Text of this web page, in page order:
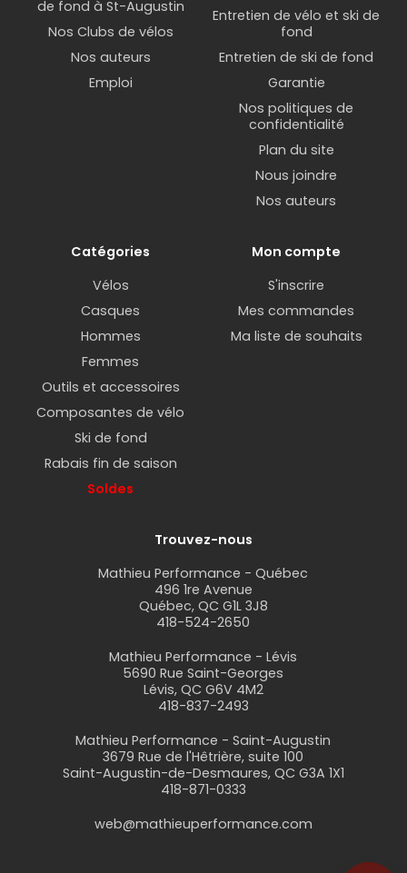
de fond à St-Augustin
Nos Clubs de vélos
Nos auteurs
Emploi
Entretien de vélo et ski de
fond
Entretien de ski de fond
Garantie
Nos politiques de
confidentialité
Plan du site
Nous joindre
Nos auteurs
Catégories
Vélos
Casques
Hommes
Femmes
Outils et accessoires
Composantes de vélo
Ski de fond
Rabais fin de saison
Soldes
Mon compte
S'inscrire
Mes commandes
Ma liste de souhaits
Trouvez-nous
Mathieu Performance - Québec
496 1re Avenue
Québec, QC G1L 3J8
418-524-2650
Mathieu Performance - Lévis
5690 Rue Saint-Georges
Lévis, QC G6V 4M2
418-837-2493
Mathieu Performance - Saint-Augustin
3679 Rue de l'Hêtrière, suite 100
Saint-Augustin-de-Desmaures, QC G3A 1X1
418-871-0333
web@mathieuperformance.com